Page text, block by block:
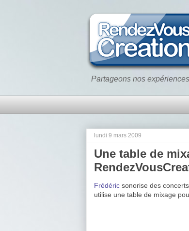
Partageons nos
lundi 9 mars 2009
Une table de
Frédéric sonorise des
utilise une table de mixage